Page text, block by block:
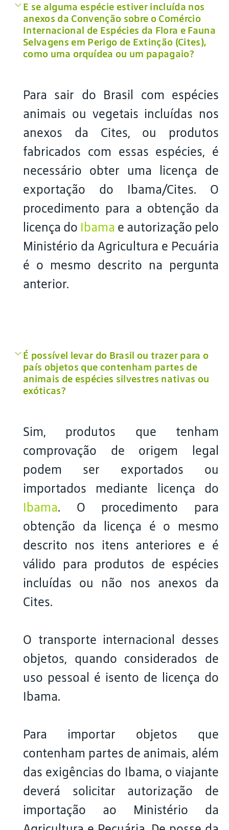
E se alguma espécie estiver incluída nos
anexos da Convenção sobre o Comércio
Internacional de Espécies da Flora e Fauna
Selvagens em Perigo de Extinção (Cites),
como uma orquídea ou um papagaio?
Para sair do Brasil com espécies
animais ou vegetais incluídas nos
anexos da Cites, ou produtos
fabricados com essas espécies, é
necessário obter uma licença de
exportação do Ibama/Cites. O
procedimento para a obtenção da
licença do Ibama e autorização pelo
Ministério da Agricultura e Pecuária
é o mesmo descrito na pergunta
anterior.
É possível levar do Brasil ou trazer para o
país objetos que contenham partes de
animais de espécies silvestres nativas ou
exóticas?
Sim, produtos que tenham
comprovação de origem legal
podem ser exportados ou
importados mediante licença do
Ibama. O procedimento para
obtenção da licença é o mesmo
descrito nos itens anteriores e é
válido para produtos de espécies
incluídas ou não nos anexos da
Cites.
O transporte internacional desses
objetos, quando considerados de
uso pessoal é isento de licença do
Ibama.
Para importar objetos que
contenham partes de animais, além
das exigências do Ibama, o viajante
deverá solicitar autorização de
importação ao Ministério da